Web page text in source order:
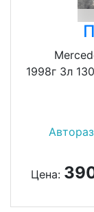
1998г 3л
Цена: